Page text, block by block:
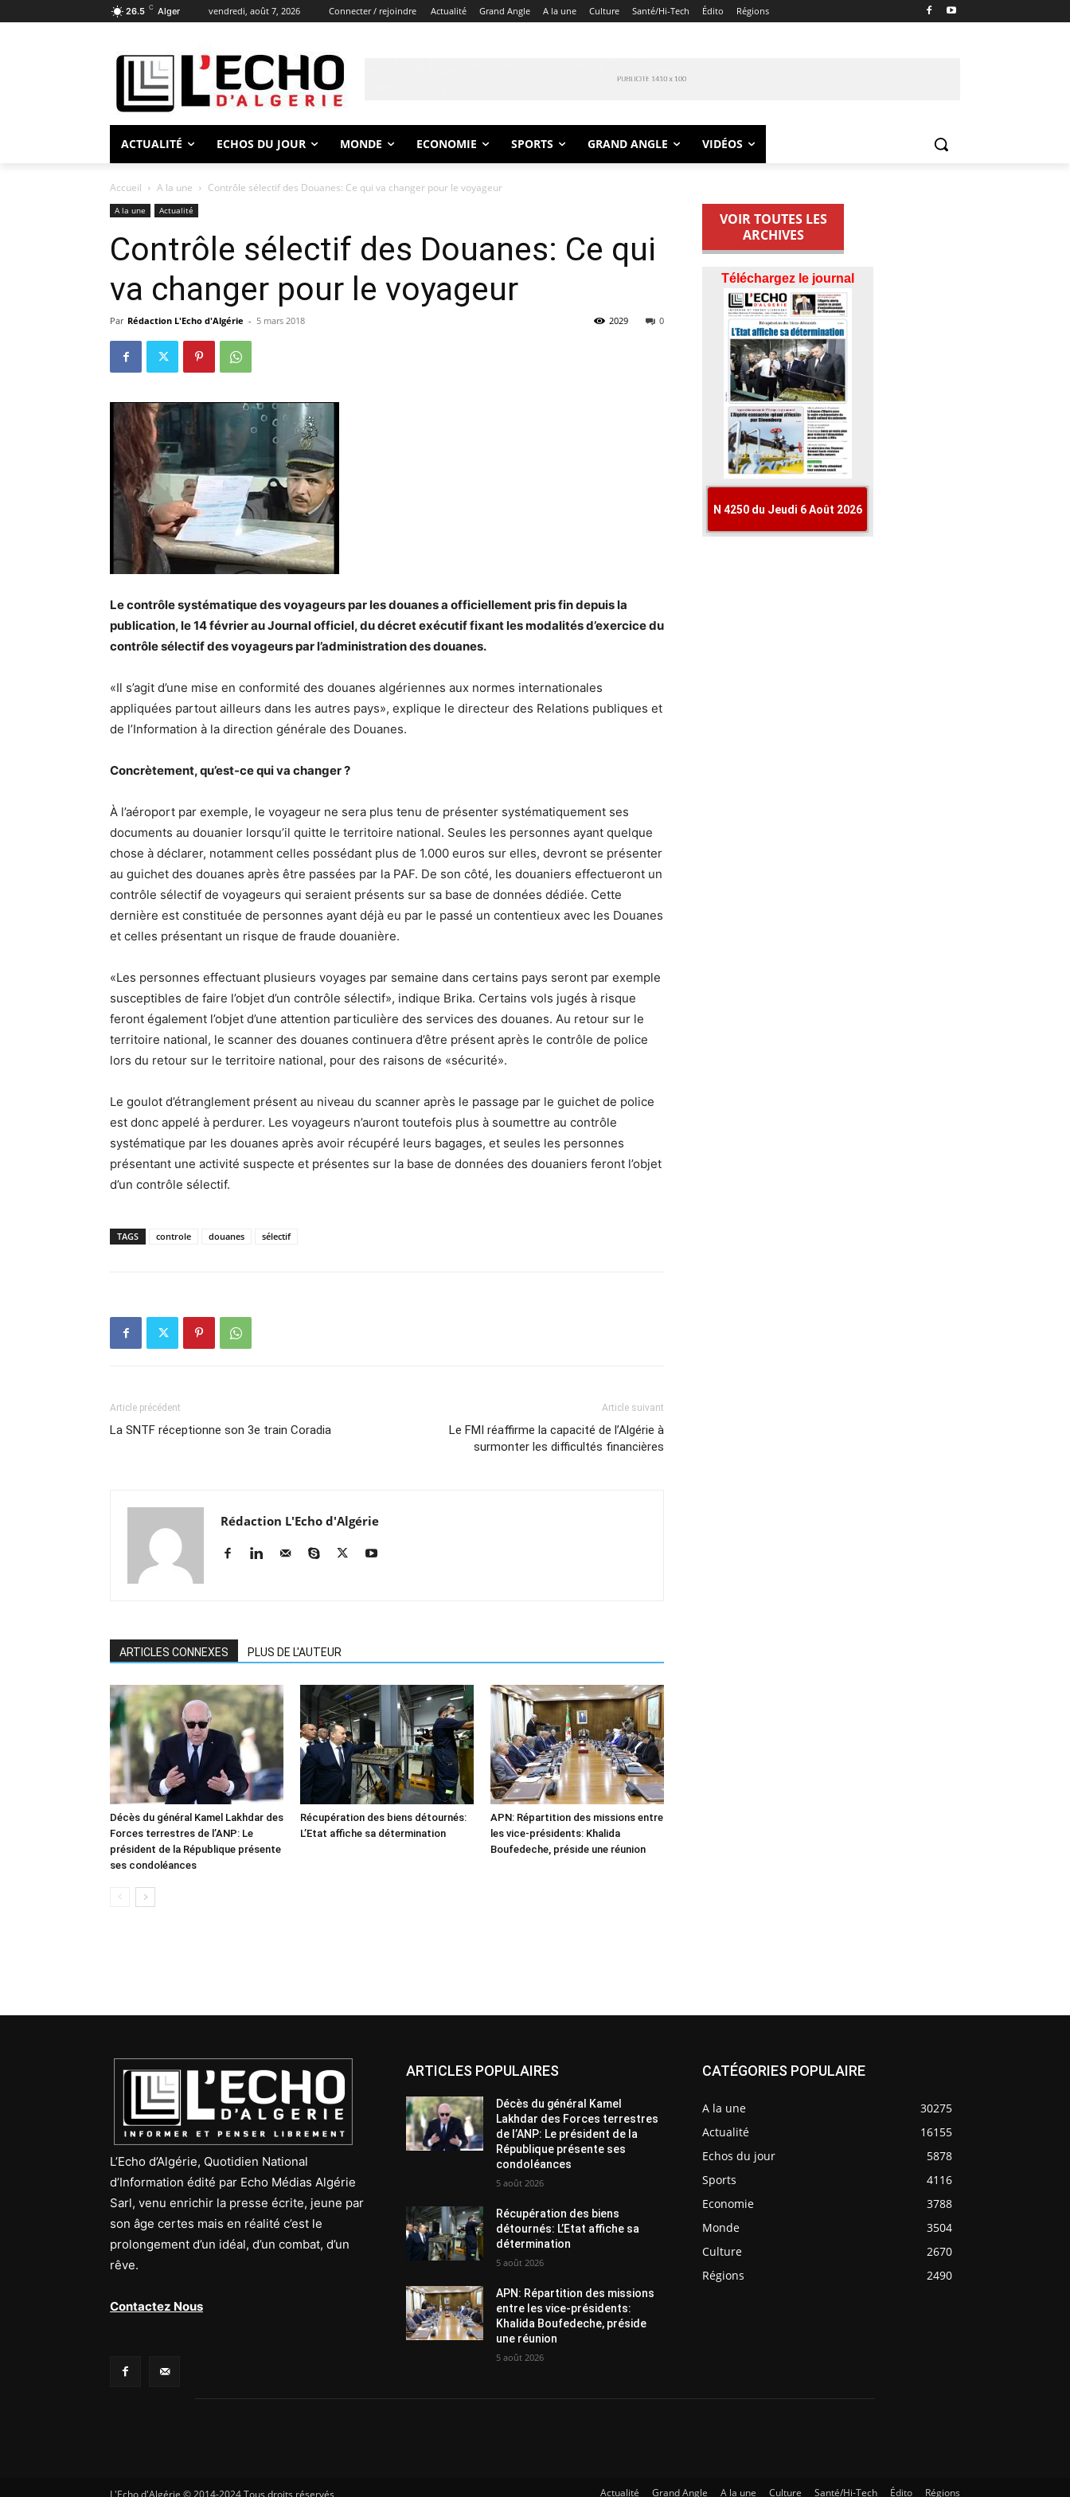
26.5 C Alger vendredi, août 7, 2026 Connecter / rejoindre Actualité Grand Angle A la une Culture Santé/Hi-Tech Édito Régions
ACTUALITÉ ECHOS DU JOUR MONDE ECONOMIE SPORTS GRAND ANGLE VIDÉOS
Accueil A la une Contrôle sélectif des Douanes: Ce qui va changer pour le voyageur
A la une Actualité
Contrôle sélectif des Douanes: Ce qui
va changer pour le voyageur
Par Rédaction L'Echo d'Algérie - 5 mars 2018 0
2029
Le contrôle systématique des voyageurs par les douanes a officiellement pris fin depuis la
publication, le 14 février au Journal officiel, du décret exécutif fixant les modalités d’exercice du
contrôle sélectif des voyageurs par l’administration des douanes.
«Il s’agit d’une mise en conformité des douanes algériennes aux normes internationales
appliquées partout ailleurs dans les autres pays», explique le directeur des Relations publiques et
de l’Information à la direction générale des Douanes.
Concrètement, qu’est-ce qui va changer ?
À l’aéroport par exemple, le voyageur ne sera plus tenu de présenter systématiquement ses
documents au douanier lorsqu’il quitte le territoire national. Seules les personnes ayant quelque
chose à déclarer, notamment celles possédant plus de 1.000 euros sur elles, devront se présenter
au guichet des douanes après être passées par la PAF. De son côté, les douaniers effectueront un
contrôle sélectif de voyageurs qui seraient présents sur sa base de données dédiée. Cette
dernière est constituée de personnes ayant déjà eu par le passé un contentieux avec les Douanes
et celles présentant un risque de fraude douanière.
«Les personnes effectuant plusieurs voyages par semaine dans certains pays seront par exemple
susceptibles de faire l’objet d’un contrôle sélectif», indique Brika. Certains vols jugés à risque
feront également l’objet d’une attention particulière des services des douanes. Au retour sur le
territoire national, le scanner des douanes continuera d’être présent après le contrôle de police
lors du retour sur le territoire national, pour des raisons de «sécurité».
Le goulot d’étranglement présent au niveau du scanner après le passage par le guichet de police
est donc appelé à perdurer. Les voyageurs n’auront toutefois plus à soumettre au contrôle
systématique par les douanes après avoir récupéré leurs bagages, et seules les personnes
présentant une activité suspecte et présentes sur la base de données des douaniers feront l’objet
d’un contrôle sélectif.
TAGS controle douanes sélectif
Article précédent
La SNTF réceptionne son 3e train Coradia
Article suivant
Le FMI réaffirme la capacité de l’Algérie à
surmonter les difficultés financières
Rédaction L'Echo d'Algérie
ARTICLES CONNEXES PLUS DE L'AUTEUR
Décès du général Kamel Lakhdar des
Forces terrestres de l’ANP: Le
président de la République présente
ses condoléances
Récupération des biens détournés:
L’Etat affiche sa détermination
APN: Répartition des missions entre
les vice-présidents: Khalida
Boufedeche, préside une réunion
VOIR TOUTES LES
ARCHIVES
L’Echo d’Algérie, Quotidien National
d’Information édité par Echo Médias Algérie
Sarl, venu enrichir la presse écrite, jeune par
son âge certes mais en réalité c’est le
prolongement d’un idéal, d’un combat, d’un
rêve.
Contactez Nous
ARTICLES POPULAIRES
Décès du général Kamel
Lakhdar des Forces terrestres
de l’ANP: Le président de la
République présente ses
condoléances
5 août 2026
Récupération des biens
détournés: L’Etat affiche sa
détermination
5 août 2026
APN: Répartition des missions
entre les vice-présidents:
Khalida Boufedeche, préside
une réunion
5 août 2026
CATÉGORIES POPULAIRE
A la une
30275
Actualité
16155
Echos du jour
5878
Sports
4116
Economie
3788
Monde
3504
Culture
2670
Régions
2490
L'Echo d'Algérie © 2014-2024 Tous droits réservés Actualité Grand Angle A la une Culture Santé/Hi-Tech Édito Régions